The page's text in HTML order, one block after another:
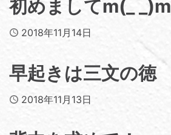
初めましてm(_ _)m
Published
2018年11月14日
早起きは三文の徳
Published
2018年11月13日